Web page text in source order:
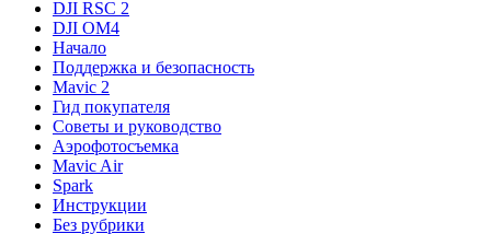
DJI RSC 2
DJI OM4
Начало
Поддержка и безопасность
Mavic 2
Гид покупателя
Советы и руководство
Аэрофотосъемка
Mavic Air
Spark
Инструкции
Без рубрики